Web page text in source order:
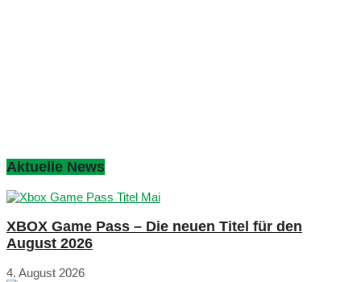
Aktuelle News
XBOX Game Pass – Die neuen Titel für den
August 2026
4. August 2026